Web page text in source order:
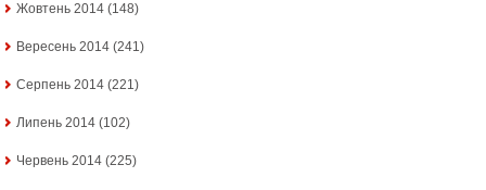
Жовтень 2014 (148)
Вересень 2014 (241)
Серпень 2014 (221)
Липень 2014 (102)
Червень 2014 (225)